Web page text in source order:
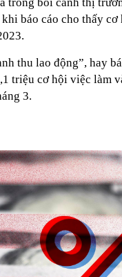
báo cáo cho thấy
thu lao động”, hay
triệu cơ hội việc làm
3.